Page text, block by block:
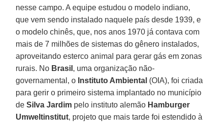
nesse campo. A equipe estudou o modelo indiano,
que vem sendo instalado naquele país desde 1939, e
o modelo chinês, que, nos anos 1970 já contava com
mais de 7 milhões de sistemas do gênero instalados,
aproveitando esterco animal para gerar gás em zonas
rurais. No Brasil , uma organização não-
governamental, o Instituto Ambiental (OIA), foi criada
para gerir o primeiro sistema implantado no município
deSilva Jardim pelo instituto alemão Hamburger
Umweltinstitut, projeto que mais tarde foi estendido à